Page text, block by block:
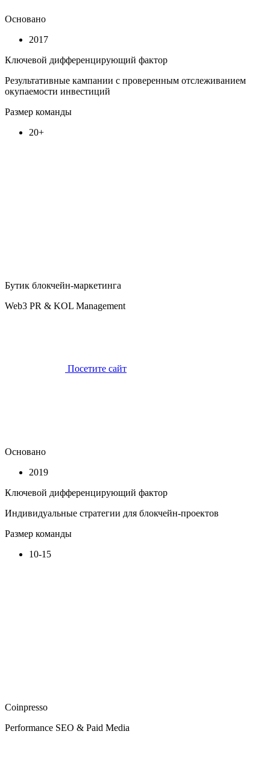
Основано
2017
Ключевой дифференцирующий фактор
Результативные кампании с проверенным отслеживанием
окупаемости инвестиций
Размер команды
20+
Бутик блокчейн-маркетинга
Web3 PR & KOL Management
Посетите сайт
Основано
2019
Ключевой дифференцирующий фактор
Индивидуальные стратегии для блокчейн-проектов
Размер команды
10-15
Coinpresso
Performance SEO & Paid Media